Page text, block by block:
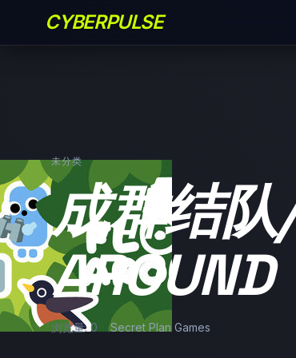
CYBERPULSE
未分类
成群结队
AROUND
浏览量: 0 Secret Plan Games